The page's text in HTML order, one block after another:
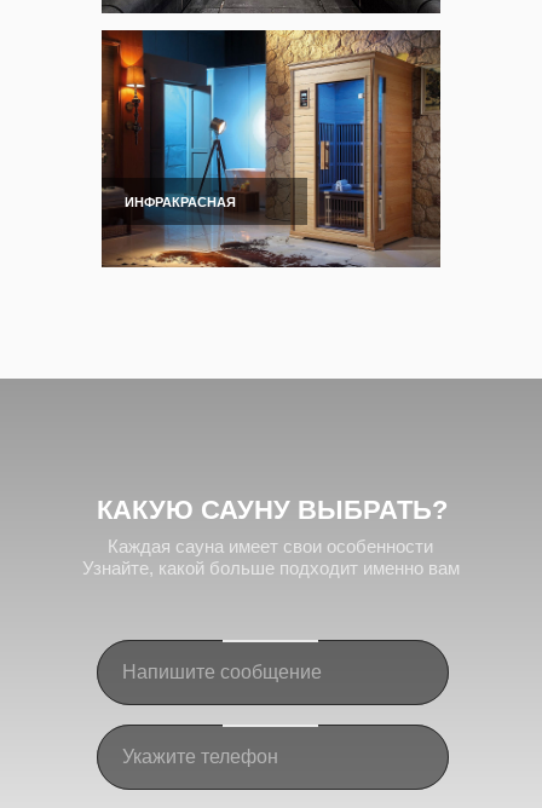
ИНФРАКРАСНАЯ
КАКУЮ САУНУВЫБРАТЬ?
Каждая сауна имеет свои особенности
Узнайте, какой больше подходит именно вам